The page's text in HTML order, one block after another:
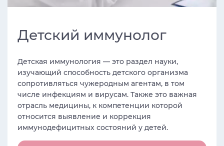
Детский иммунолог
Детская иммунология — это раздел науки,
изучающий способность детского организма
сопротивляться чужеродным агентам, в том
числе инфекциям и вирусам. Также это важная
отрасль медицины, к компетенции которой
относится выявление и коррекция
иммунодефицитных состояний у детей.